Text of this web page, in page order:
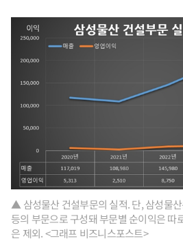
▲ 삼성물산 건설부문의 실적. 단, 삼성물
등의 부문으로 구성돼 부문별 순이익은 따
은 제외. <그래프 비즈니스포스트>